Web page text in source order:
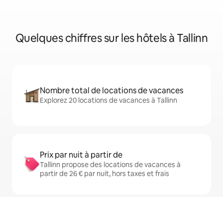
Quelques chiffres sur les hôtels à Tallinn
Nombre total de locations de vacances
Explorez 20 locations de vacances à Tallinn
Prix par nuit à partir de
Tallinn propose des locations de vacances à
partir de 26 € par nuit, hors taxes et frais